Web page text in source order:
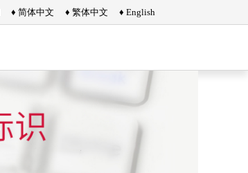
♦ 简体中文 ♦ 繁体中文 ♦ English